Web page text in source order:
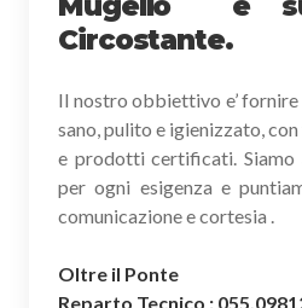
Circostante.
Il nostro obbiettivo e’
sano, pulito e igienizzato,
e prodotti certificati. Siamo
per ogni esigenza e
comunicazione e cortesia .
Oltre il Ponte
Reparto Tecnico :